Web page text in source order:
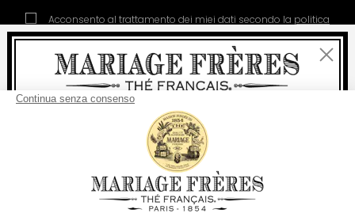
Acconsento al trattamento dei miei dati secondo la politica
di gestione dei dati personali
La nostra storia
Condizioni generali di vendita
Diventare socio
Politica dei cookies
Chiudi
Benvenuti
Per ogni acquisto, laconsegna
da 60 € in Francia Metropolitana
per il resto del mondo